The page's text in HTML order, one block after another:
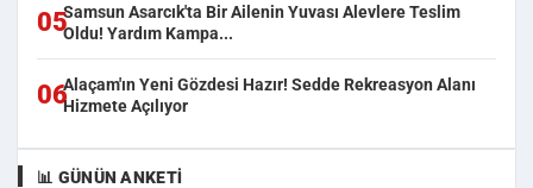
05Samsun Asarcık'ta Bir Ailenin Yuvası Alevlere Teslim
Oldu! Yardım Kampa...
06Alaçam'ın Yeni Gözdesi Hazır! Sedde Rekreasyon Alanı
Hizmete Açılıyor
📊 GÜNÜN ANKETI